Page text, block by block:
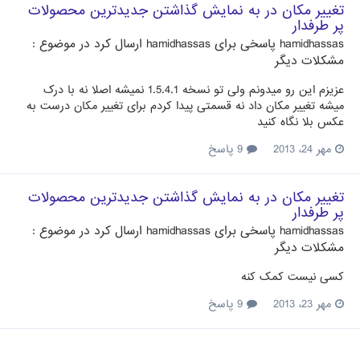
تغییر مکان در به نمایش گذاشتن جدیدترین محصولات
پر طرفدار
hamidhassas پاسخی برای hamidhassas ارسال کرد در موضوع :
مشکلات دیگر
عزیزم این رو میدونم ولی تو نسخه 1.5.4.1 نمیشه اصلا نه با درک
میشه تغییر مکان داد نه قسمتی پیدا کردم برای تغییر مکان درست به
عکس بلا نگاه کنید
مهر 24، 2013
تغییر مکان در به نمایش گذاشتن جدیدترین محصولات
پر طرفدار
hamidhassas پاسخی برای hamidhassas ارسال کرد در موضوع :
مشکلات دیگر
کسی نیست کمک کنه
مهر 23، 2013